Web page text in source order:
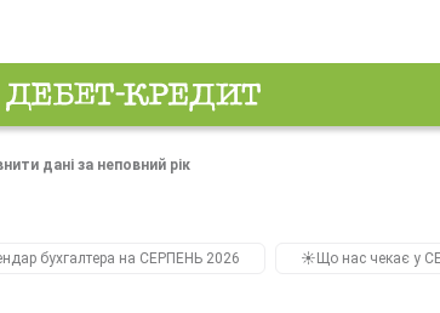
дані за неповний рік
бухгалтера на СЕРПЕНЬ 2026 ☀️Що нас чекає у